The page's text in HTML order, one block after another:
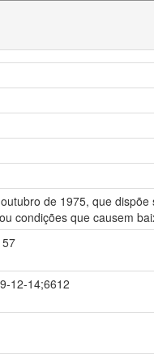
de 1975, que
condições que causem
12-14;6612